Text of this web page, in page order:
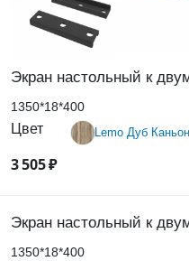
Экран настольный к
1350*18*400
Цвет Lemo Дуб Каньон
3505₽
Экран настольный к
1350*18*400